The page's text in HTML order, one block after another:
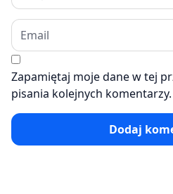
Zapamiętaj moje dane w tej
pisania kolejnych komentarzy.
Dodaj